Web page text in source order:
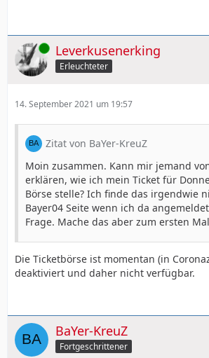
Online Leverkusenerking
Erleuchteter
14. September 2021 um 19:57
Zitat von BaYer-KreuZ
Moin zusammen. Kann mir jemand
erklären, wie ich mein Ticket für
Börse stelle? Ich finde das irgendwie
Bayer04 Seite wenn ich da
Frage. Mache das aber zum ersten Mal
Die Ticketbörse ist momentan (in
deaktiviert und daher nicht verfügbar.
BaYer-KreuZ
Fortgeschrittener